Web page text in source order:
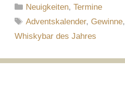
Kategorien
Neuigkeiten,Termine
Schlagwörter
Adventskalender, Gewinne,
Whiskybar des Jahres